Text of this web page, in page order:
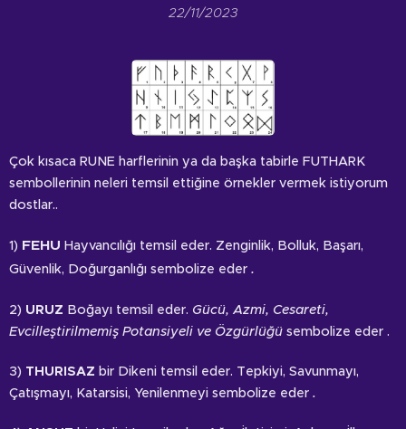
22/11/2023
Çok kısaca RUNE harflerinin ya da başka tabirle FUTHARK
sembollerinin neleri temsil ettiğine örnekler vermek istiyorum
dostlar..
1) FEHU Hayvancılığı temsil eder. Zenginlik, Bolluk, Başarı,
Güvenlik, Doğurganlığı sembolize eder .
2) URUZ Boğayı temsil eder. Gücü, Azmi, Cesareti,
Evcilleştirilmemiş Potansiyeli ve Özgürlüğü sembolize eder .
3) THURISAZ bir Dikeni temsil eder. Tepkiyi, Savunmayı,
Çatışmayı, Katarsisi, Yenilenmeyi sembolize eder .